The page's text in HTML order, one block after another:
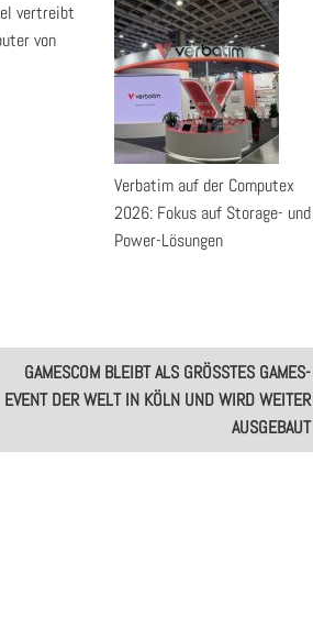
vertreibt
von
Verbatim auf der Computex
2026: Fokus auf Storage- und
Power-Lösungen
GAMESCOM BLEIBT ALS GRÖSSTES GAMES-E
VENT DER WELT IN KÖLN UND WIRD WEITER A
USGEBAUT